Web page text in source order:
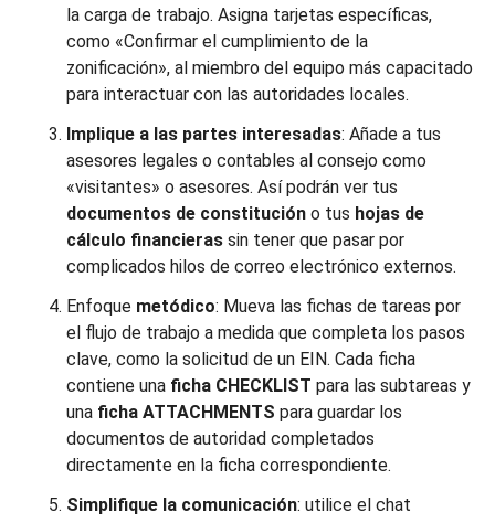
la carga de trabajo. Asigna tarjetas específicas,
como «Confirmar el cumplimiento de la
zonificación», al miembro del equipo más capacitado
para interactuar con las autoridades locales.
Implique a las partes interesadas: Añade a tus
asesores legales o contables al consejo como
«visitantes» o asesores. Así podrán ver tus
documentos de constitución o tus hojas de
cálculo financieras sin tener que pasar por
complicados hilos de correo electrónico externos.
Enfoque metódico: Mueva las fichas de tareas por
el flujo de trabajo a medida que completa los pasos
clave, como la solicitud de un EIN. Cada ficha
contiene una ficha CHECKLIST para las subtareas y
una ficha ATTACHMENTS para guardar los
documentos de autoridad completados
directamente en la ficha correspondiente.
Simplifique la comunicación: utilice el chat